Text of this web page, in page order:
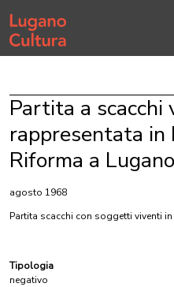
Home page
Partita a scacchi
rappresentata in
Riforma a Lugano
agosto 1968
Partita scacchi con soggetti viventi
Tipologia
negativo